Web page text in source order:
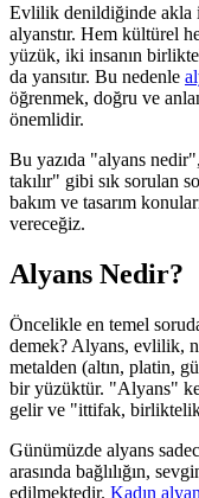
Evlilik denildiğinde akla
alyanstır. Hem kültürel
yüzük, iki insanın
da yansıtır. Bu nedenle
öğrenmek, doğru ve
önemlidir.
Bu yazıda "alyans
takılır" gibi sık sorulan
bakım ve tasarım
vereceğiz.
Alyans Nedir?
Öncelikle en temel
demek? Alyans, evlilik,
metalden (altın, platin,
bir yüzüktür. "Alyans"
gelir ve "ittifak, birliktelik"
Günümüzde alyans
arasında bağlılığın,
edilmektedir. Kadın